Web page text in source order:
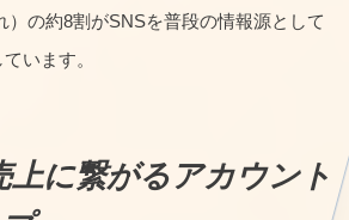
）の約8割がSNSを普段の情報源として
います。
上に繋がるアカウント